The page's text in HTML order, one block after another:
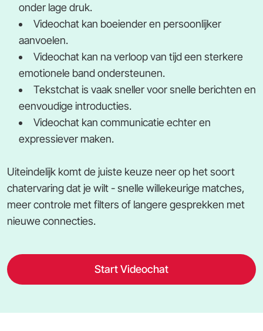
onder lage druk.
Videochat kan boeiender en persoonlijker
aanvoelen.
Videochat kan na verloop van tijd een sterkere
emotionele band ondersteunen.
Tekstchat is vaak sneller voor snelle berichten en
eenvoudige introducties.
Videochat kan communicatie echter en
expressiever maken.
Uiteindelijk komt de juiste keuze neer op het soort
chatervaring dat je wilt - snelle willekeurige matches,
meer controle met filters of langere gesprekken met
nieuwe connecties.
Start Videochat